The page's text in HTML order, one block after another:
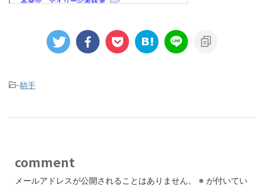
-騎手
comment
メールアドレスが公開されることはありません。 ※ が付いてい